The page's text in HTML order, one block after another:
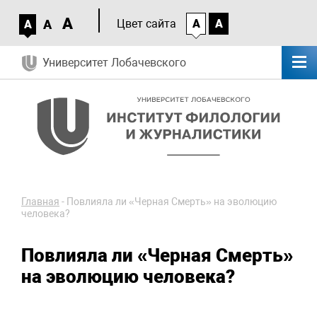
A A A Цвет сайта A A
Университет Лобачевского
Главная - Повлияла ли «Черная Смерть» на эволюцию
человека?
Повлияла ли «Черная Смерть»
на эволюцию человека?